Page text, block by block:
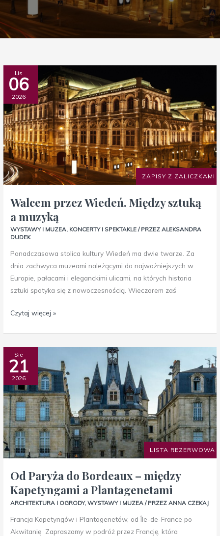
ZAPISY Z ZALICZKAMI
Lis
06
2026
Walcem przez Wiedeń. Między sztuką
a muzyką
WYSTAWY I MUZEA, KONCERTY I SPEKTAKLE / PRZEZALEKSANDRA
DUDEK
Ponadczasowa stolica kultury Wiedeń ma dwie twarze. Za
dnia zachwyca muzeami należącymi do najważniejszych w
Europie, pałacami i eleganckimi ulicami, na których historia
sztuki spotyka się z nowoczesnością. Wieczorem zaś
Walcem
przez
Wiedeń.
Między
sztuką
a
muzyką
Czytaj więcej »
LISTA REZERWOWA
Sie
21
2026
Od Paryża do Bordeaux – między
Kapetyngami a Plantagenetami
ARCHITEKTURA I OGRODY,WYSTAWY I MUZEA / PRZEZANNA CZEKAJ
Francja Kapetyngów i Plantagenetów, od Île-de-France po
Akwitanię Zapraszamy w podróż przez Francję, która
Od
Paryża
do
Bordeaux
–
między
Kapetyngami
a
Plantagenetami